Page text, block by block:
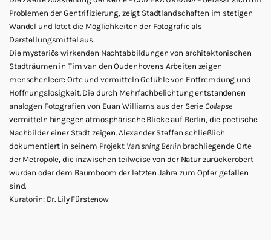
Problemen der Gentrifizierung, zeigt Stadtlandschaften im stetigen
Wandel und lotet die Möglichkeiten der Fotografie als
Darstellungsmittel aus.
Die mysteriös wirkenden Nachtabbildungen von architektonischen
Stadträumen in Tim van den Oudenhovens Arbeiten zeigen
menschenleere Orte und vermitteln Gefühle von Entfremdung und
Hoffnungslosigkeit. Die durch Mehrfachbelichtung entstandenen
analogen Fotografien von Euan Williams aus der Serie Collapse
vermitteln hingegen atmosphärische Blicke auf Berlin, die poetische
Nachbilder einer Stadt zeigen. Alexander Steffen schließlich
dokumentiert in seinem Projekt Vanishing Berlin brachliegende Orte
der Metropole, die inzwischen teilweise von der Natur zurückerobert
wurden oder dem Baumboom der letzten Jahre zum Opfer gefallen
sind.
Kuratorin: Dr. Lily Fürstenow